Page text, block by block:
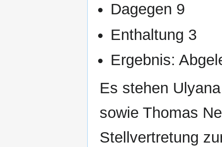
Dagegen 9
Enthaltung 3
Ergebnis:
Es stehen
sowie Thomas
Stellvertretung